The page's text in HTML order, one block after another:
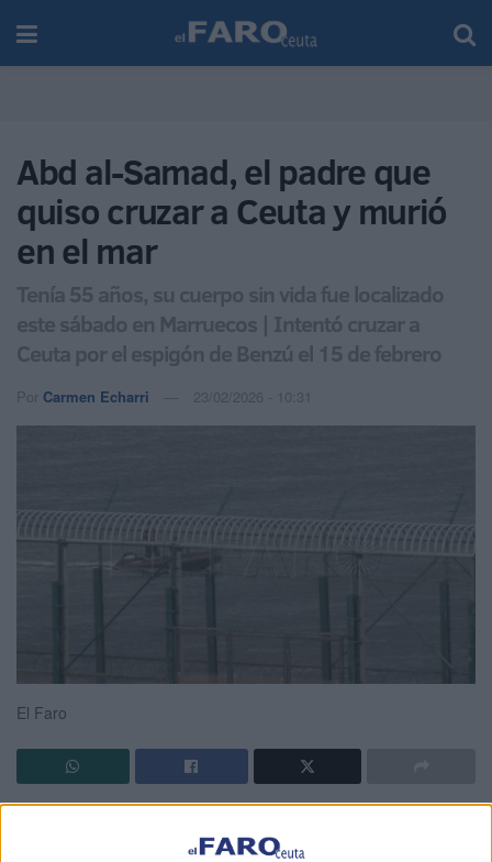
Abd al-Samad, el padre que
quiso cruzar a Ceuta y murió
en el mar
Tenía 55 años, su cuerpo sin vida fue localizado
este sábado en Marruecos | Intentó cruzar a
Ceuta por el espigón de Benzú el 15 de febrero
Por Carmen Echarri 23/02/2026 - 10:31
El Faro
desaparecido cuando intentaba cruzar a nado a Ceuta